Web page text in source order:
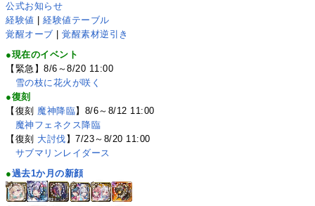
公式お知らせ
経験値 |経験値テーブル
覚醒オーブ |覚醒素材逆引き
●現在のイベント
【緊急】8/6～8/20 11:00
雪の枝に花火が咲く
●復刻
【復刻 魔神降臨】8/6～8/12 11:00
魔神フェネクス降臨
【復刻 大討伐 】7/23～8/20 11:00
サブマリンレイダース
●過去1か月の新顔